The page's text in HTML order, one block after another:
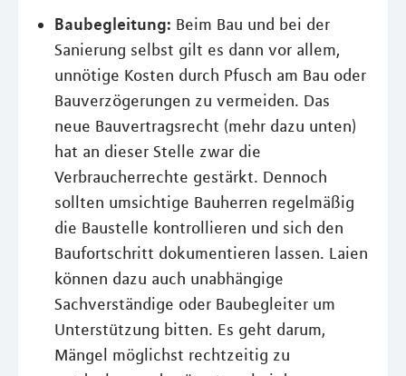
Baubegleitung: Beim Bau und bei der
Sanierung selbst gilt es dann vor allem,
unnötige Kosten durch Pfusch am Bau oder
Bauverzögerungen zu vermeiden. Das
neue Bauvertragsrecht (mehr dazu unten)
hat an dieser Stelle zwar die
Verbraucherrechte gestärkt. Dennoch
sollten umsichtige Bauherren regelmäßig
die Baustelle kontrollieren und sich den
Baufortschritt dokumentieren lassen. Laien
können dazu auch unabhängige
Sachverständige oder Baubegleiter um
Unterstützung bitten. Es geht darum,
Mängel möglichst rechtzeitig zu